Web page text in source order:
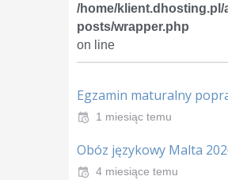
/home/
posts/wrapper.php
on line
Egzamin maturalny
1 miesiąc temu
Obóz językowy Malta
4 miesiące temu